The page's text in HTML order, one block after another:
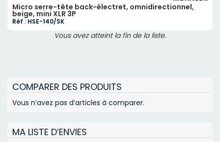
Micro serre-tête back-électret, omnidirectionnel,
beige, mini XLR 3P
Réf : HSE-140/SK
Vous avez atteint la fin de la liste.
COMPARER DES PRODUITS
Vous n’avez pas d’articles à comparer.
MA LISTE D’ENVIES